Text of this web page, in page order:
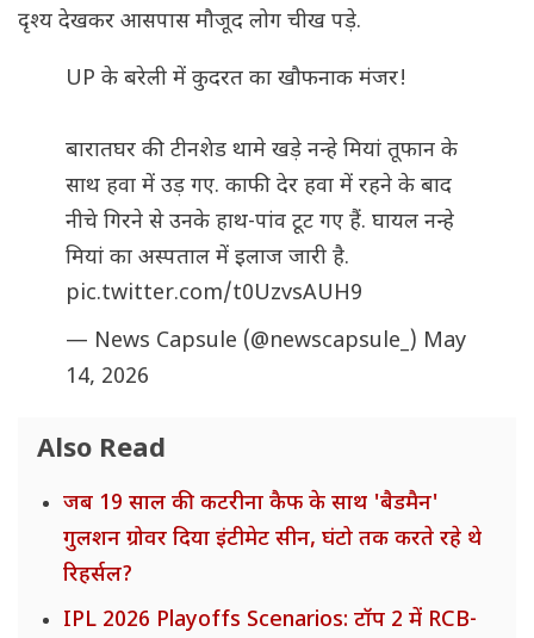
दृश्य देखकर आसपास मौजूद लोग चीख पड़े.
UP के बरेली में कुदरत का खौफनाक मंजर!
बारातघर की टीनशेड थामे खड़े नन्हे मियां तूफान के
साथ हवा में उड़ गए. काफी देर हवा में रहने के बाद
नीचे गिरने से उनके हाथ-पांव टूट गए हैं. घायल नन्हे
मियां का अस्पताल में इलाज जारी है.
pic.twitter.com/t0UzvsAUH9
— News Capsule (@newscapsule_) May
14, 2026
Also Read
जब 19 साल की कटरीना कैफ के साथ 'बैडमैन'
गुलशन ग्रोवर दिया इंटीमेट सीन, घंटो तक करते रहे थे
रिहर्सल?
IPL 2026 Playoffs Scenarios: टॉप 2 में RCB-